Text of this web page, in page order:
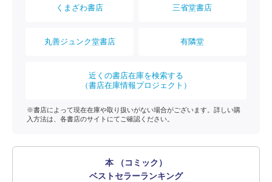
くまざわ書店 三省堂書店
丸善ジュンク堂書店 有隣堂
近くの書店在庫を検索する
（書店在庫情報プロジェクト）
※書店によって現在在庫や取り扱いがない場合がございます。詳しい購
入方法は、各書店のサイトにてご確認ください。
本 （コミック）
ベストセラーランキング